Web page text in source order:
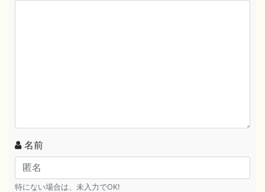
名前
特にない場合は、未入力でOK!